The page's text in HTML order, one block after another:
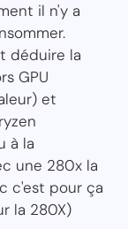
il n'y a
déduire la
GPU
et
à la
une 280x la
c'est pour ça
la 280X)